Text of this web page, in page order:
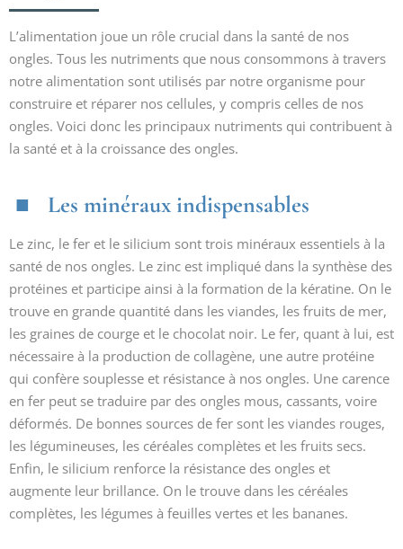
L’alimentation joue un rôle crucial dans la santé de nos
ongles. Tous les nutriments que nous consommons à travers
notre alimentation sont utilisés par notre organisme pour
construire et réparer nos cellules, y compris celles de nos
ongles. Voici donc les principaux nutriments qui contribuent à
la santé et à la croissance des ongles.
Les minéraux indispensables
Le zinc, le fer et le silicium sont trois minéraux essentiels à la
santé de nos ongles. Le zinc est impliqué dans la synthèse des
protéines et participe ainsi à la formation de la kératine. On le
trouve en grande quantité dans les viandes, les fruits de mer,
les graines de courge et le chocolat noir. Le fer, quant à lui, est
nécessaire à la production de collagène, une autre protéine
qui confère souplesse et résistance à nos ongles. Une carence
en fer peut se traduire par des ongles mous, cassants, voire
déformés. De bonnes sources de fer sont les viandes rouges,
les légumineuses, les céréales complètes et les fruits secs.
Enfin, le silicium renforce la résistance des ongles et
augmente leur brillance. On le trouve dans les céréales
complètes, les légumes à feuilles vertes et les bananes.